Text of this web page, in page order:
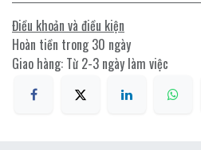
Điều khoản và điều kiện
Hoàn tiền trong 30 ngày
Giao hàng: Từ 2-3 ngày làm việc